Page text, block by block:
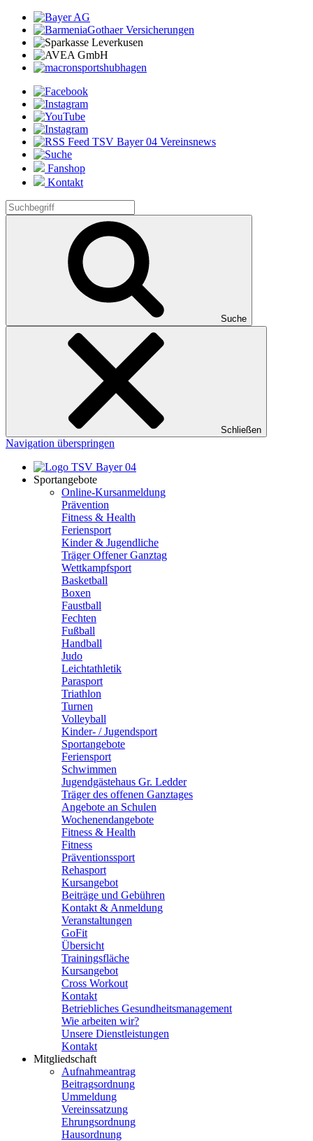
Fanshop
Kontakt
Suche
Schließen
Navigation überspringen
Sportangebote
Online-Kursanmeldung
Prävention
Fitness & Health
Feriensport
Kinder & Jugendliche
Träger Offener Ganztag
Wettkampfsport
Basketball
Boxen
Faustball
Fechten
Fußball
Handball
Judo
Leichtathletik
Parasport
Triathlon
Turnen
Volleyball
Kinder- / Jugendsport
Sportangebote
Feriensport
Schwimmen
Jugendgästehaus Gr. Ledder
Träger des offenen Ganztages
Angebote an Schulen
Wochenendangebote
Fitness & Health
Fitness
Präventionssport
Rehasport
Kursangebot
Beiträge und Gebühren
Kontakt & Anmeldung
Veranstaltungen
GoFit
Übersicht
Trainingsfläche
Kursangebot
Cross Workout
Kontakt
Betriebliches Gesundheitsmanagement
Wie arbeiten wir?
Unsere Dienstleistungen
Kontakt
Mitgliedschaft
Aufnahmeantrag
Beitragsordnung
Ummeldung
Vereinssatzung
Ehrungsordnung
Hausordnung